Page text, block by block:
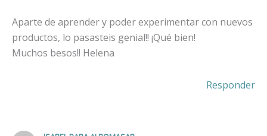
Aparte de aprender y poder experimentar con nuevos
productos, lo pasasteis genial!! ¡Qué bien!
Muchos besos!! Helena
Responder